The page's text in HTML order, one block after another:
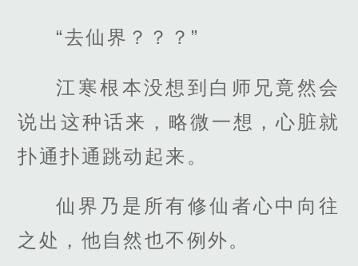
“去仙界？？？”
江寒根本没想到白师兄竟然会
说出这种话来，略微一想，心脏就
扑通扑通跳动起来。
仙界乃是所有修仙者心中向往
之处，他自然也不例外。